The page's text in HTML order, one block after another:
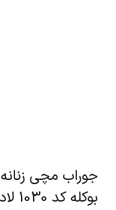
جوراب مچی
بوکله کد 1030 لادن (۱۰ جفتی)